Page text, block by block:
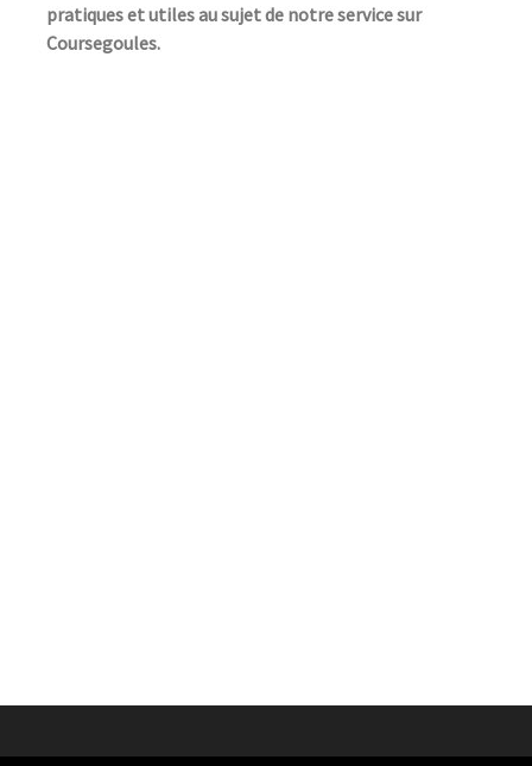
pratiques et utiles au sujet de notre service sur
Coursegoules.